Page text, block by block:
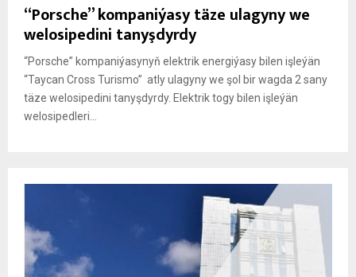
“Porsche” kompaniýasy täze ulagyny we
welosipedini tanyşdyrdy
“Porsche” kompaniýasynyň elektrik energiýasy bilen işleýän
“Taycan Cross Turismo” atly ulagyny we şol bir wagda 2 sany
täze welosipedini tanyşdyrdy. Elektrik togy bilen işleýän
welosipedleri...